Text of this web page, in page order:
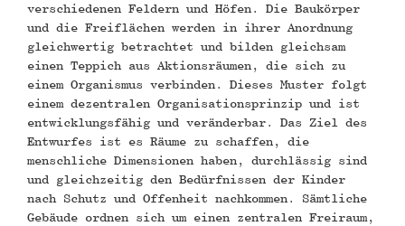
verschiedenen Feldern und Höfen. Die Baukörper
und die Freiflächen werden in ihrer Anordnung
gleichwertig betrachtet und bilden gleichsam
einen Teppich aus Aktionsräumen, die sich zu
einem Organismus verbinden. Dieses Muster folgt
einem dezentralen Organisationsprinzip und ist
entwicklungsfähig und veränderbar. Das Ziel des
Entwurfes ist es Räume zu schaffen, die
menschliche Dimensionen haben, durchlässig sind
und gleichzeitig den Bedürfnissen der Kinder
nach Schutz und Offenheit nachkommen. Sämtliche
Gebäude ordnen sich um einen zentralen Freiraum,